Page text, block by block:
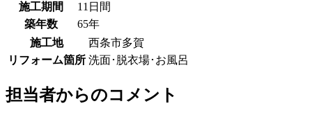
施工期間
11日間
築年数
65年
施工地
西条市多賀
リフォーム箇所 洗面･脱衣場･お風呂
担当者からのコメント